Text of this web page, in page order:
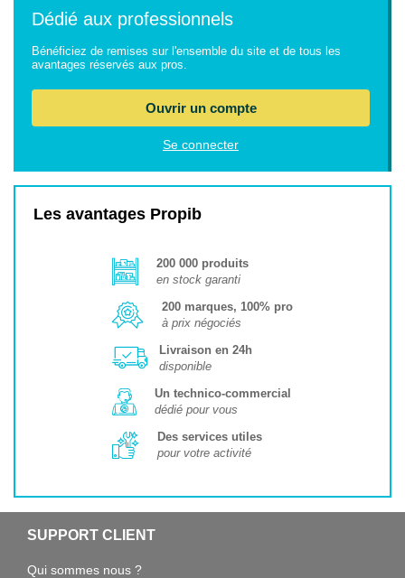
Dédié aux professionnels
Bénéficiez de remises sur l'ensemble du site et de tous les
avantages réservés aux pros.
Ouvrir un compte
Se connecter
Les avantages Propib
200 000 produits
en stock garanti
200 marques, 100% pro
à prix négociés
Livraison en 24h
disponible
Un technico-commercial
dédié pour vous
Des services utiles
pour votre activité
SUPPORT CLIENT
Qui sommes nous ?